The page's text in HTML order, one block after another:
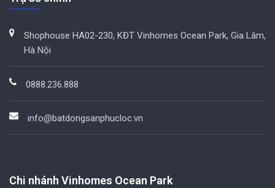
Shophouse HA02-230, KĐT Vinhomes Ocean Park, Gia Lâm,
Hà Nội
0888.236.888
info@batdongsanphucloc.vn
Chi nhánh Vinhomes Ocean Park